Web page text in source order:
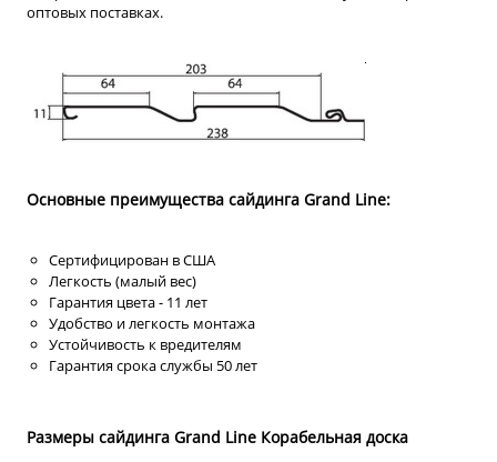
оптовых поставках.
Основные преимущества сайдинга Grand Line:
Сертифицирован в США
Легкость (малый вес)
Гарантия цвета - 11 лет
Удобство и легкость монтажа
Устойчивость к вредителям
Гарантия срока службы 50 лет
Размеры сайдинга Grand Line Корабельная доска